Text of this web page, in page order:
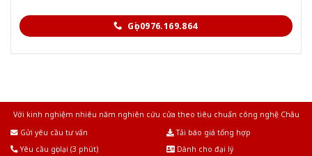
Gọi 0976.169.864
Với kinh nghiệm nhiêu năm nghiên cứu cửa theo tiêu chuẩn công nghệ Châu
Gửi yêu cầu tư vấn
Tải báo giá tổng hợp
Yêu cầu gọi lại (3 phút)
Dành cho đại lý